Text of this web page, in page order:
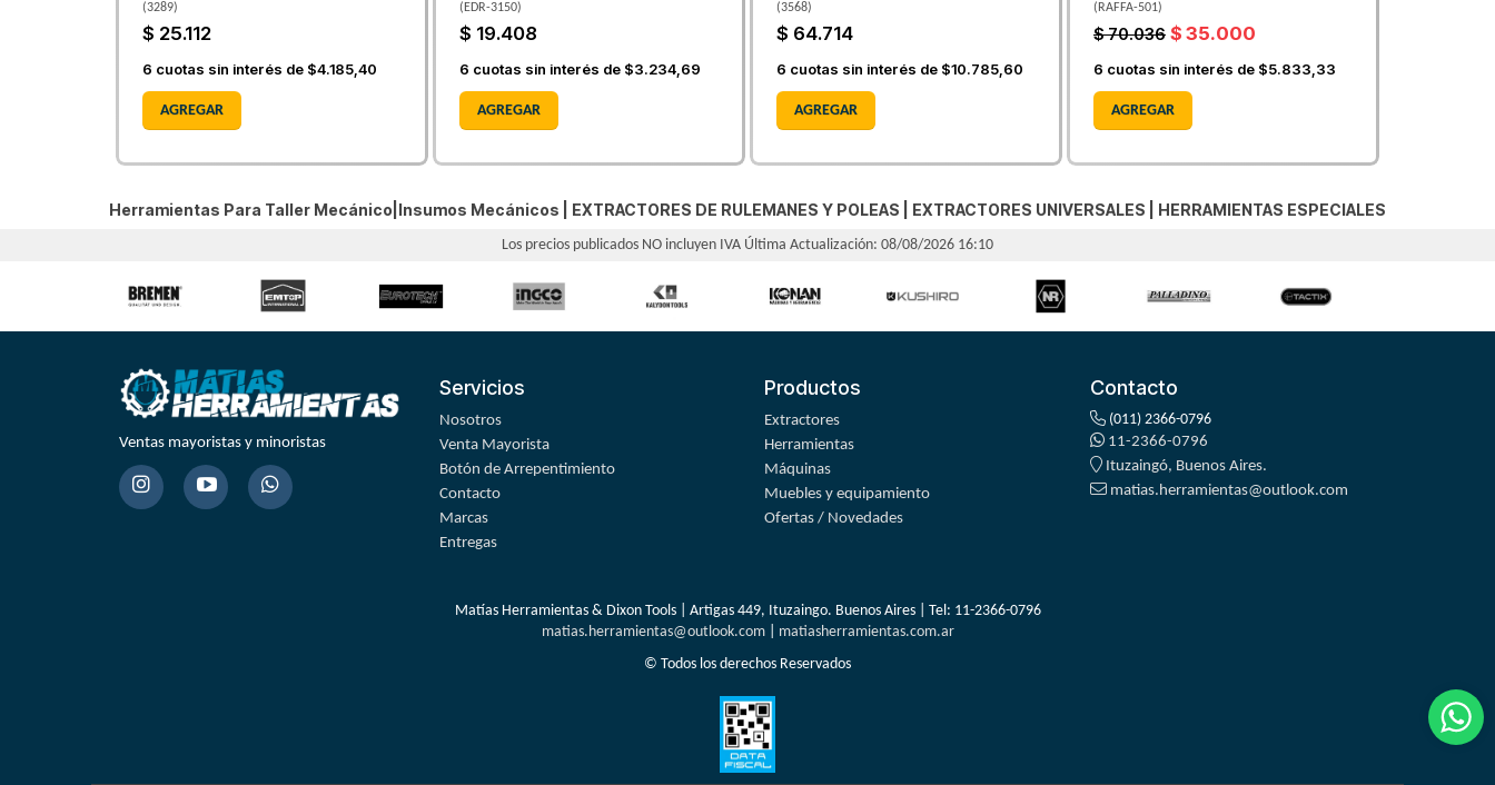
(3289)
$ 25.112
6 cuotas sin interés de $4.185,40
AGREGAR
( EDR-3150)
$ 19.408
6 cuotas sin interés de $3.234,69
AGREGAR
(3568)
$ 64.714
6 cuotas sin interés de $10.785,60
AGREGAR
( RAFFA-501)
$ 70.036 $ 35.000
6 cuotas sin interés de $5.833,33
AGREGAR
Herramientas Para Taller Mecánico|Insumos Mecánicos | EXTRACTORES DE RULEMANES Y POLEAS EXTRACTORES UNIVERSALES HERRAMIENTAS ESPECIALES
Los precios publicados NO incluyen IVA Última Actualización: 08/08/2026 16:10
Ventas mayoristas y minoristas
Servicios
Nosotros
Venta Mayorista
Botón de Arrepentimiento
Contacto
Marcas
Entregas
Productos
Extractores
Herramientas
Máquinas
Muebles y equipamiento
Ofertas / Novedades
Contacto
(011) 2366-0796
11-2366-0796
Ituzaingó, Buenos Aires.
matias.herramientas@outlook.com
Matías Herramientas & Dixon Tools | Artigas 449, Ituzaingo. Buenos Aires | Tel: 11-2366-0796
matias.herramientas@outlook.com| matiasherramientas.com.ar
© Todos los derechos Reservados